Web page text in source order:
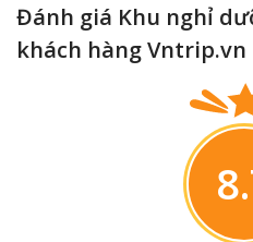
Đánh giá Khu nghỉ
khách hàng Vntrip.vn